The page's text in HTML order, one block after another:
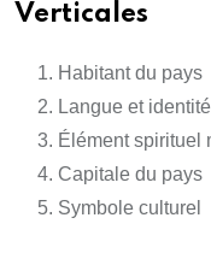
Verticales
Habitant du pays
Langue et identité
Élément spirituel
Capitale du pays
Symbole culturel